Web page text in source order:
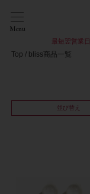
Menu
最短翌営業
Top bliss商品一覧
並び替え